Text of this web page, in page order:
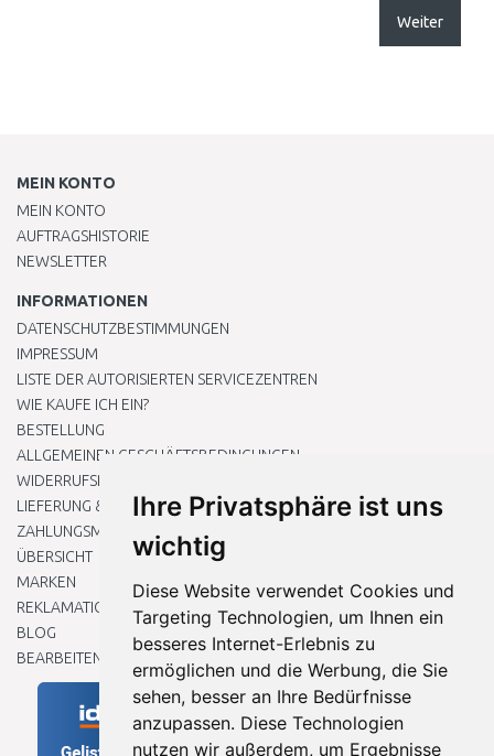
Ihre Privatsphäre ist uns
wichtig
Diese Website verwendet Cookies und
Targeting Technologien, um Ihnen ein
besseres Internet-Erlebnis zu
ermöglichen und die Werbung, die Sie
sehen, besser an Ihre Bedürfnisse
anzupassen. Diese Technologien
nutzen wir außerdem, um Ergebnisse
Weiter
MEIN KONTO
MEIN KONTO
AUFTRAGSHISTORIE
NEWSLETTER
INFORMATIONEN
DATENSCHUTZBESTIMMUNGEN
IMPRESSUM
LISTE DER AUTORISIERTEN SERVICEZENTREN
WIE KAUFE ICH EIN?
BESTELLUNG
ALLGEMEINEN GESCHÄFTSBEDINGUNGEN
WIDERRUFSRECHT
LIEFERUNG & ZAHLUNG
ZAHLUNGSMETHODEN
ÜBERSICHT
MARKEN
REKLAMATIONEN UND RETOUREN
BLOG
BEARBEITEN SIE MEINE COOKIE-EINSTELLUNGEN